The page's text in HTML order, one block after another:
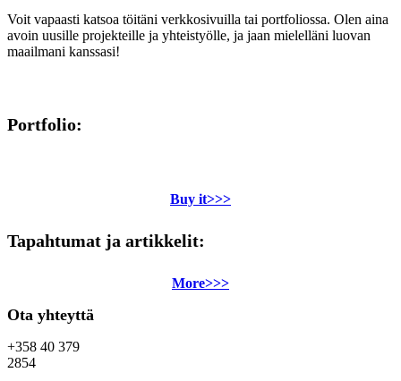
Voit vapaasti katsoa töitäni verkkosivuilla tai portfoliossa. Olen aina
avoin uusille projekteille ja yhteistyölle, ja jaan mielelläni luovan
maailmani kanssasi!
Portfolio:
Buy it>>>
Tapahtumat ja artikkelit:
More>>>
Ota yhteyttä
+358 40 379
2854